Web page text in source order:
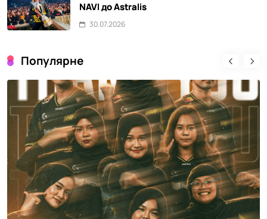
NAVI до Astralis
30.07.2026
Популярне